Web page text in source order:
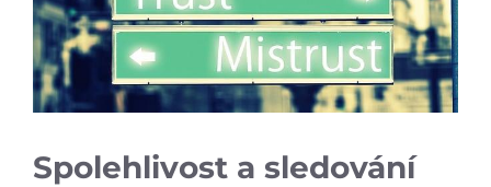
Spolehlivost a sledování